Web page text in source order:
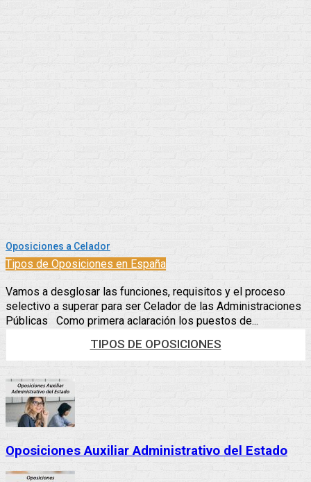
Oposiciones a Celador
Tipos de Oposiciones en España
Vamos a desglosar las funciones, requisitos y el proceso
selectivo a superar para ser Celador de las Administraciones
Públicas Como primera aclaración los puestos de...
TIPOS DE OPOSICIONES
Oposiciones Auxiliar Administrativo del Estado